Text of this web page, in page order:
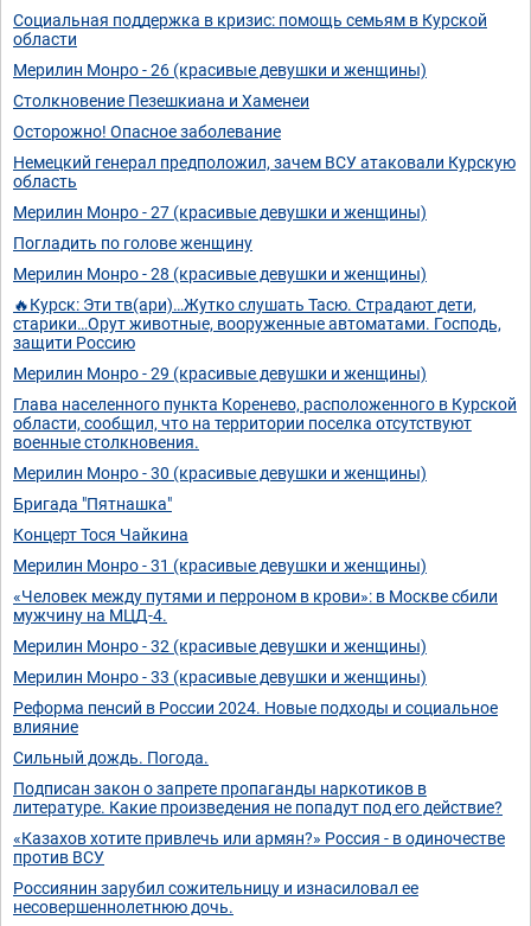
Социальная поддержка в кризис: помощь семьям в Курской
области
Мерилин Монро - 26 (красивые девушки и женщины)
Столкновение Пезешкиана и Хаменеи
Осторожно! Опасное заболевание
Немецкий генерал предположил, зачем ВСУ атаковали Курскую
область
Мерилин Монро - 27 (красивые девушки и женщины)
Погладить по голове женщину
Мерилин Монро - 28 (красивые девушки и женщины)
🔥Курск: Эти тв(ари)…Жутко слушать Тасю. Страдают дети,
старики…Орут животные, вооруженные автоматами. Господь,
защити Россию
Мерилин Монро - 29 (красивые девушки и женщины)
Глава населенного пункта Коренево, расположенного в Курской
области, сообщил, что на территории поселка отсутствуют
военные столкновения.
Мерилин Монро - 30 (красивые девушки и женщины)
Бригада "Пятнашка"
Концерт Тося Чайкина
Мерилин Монро - 31 (красивые девушки и женщины)
«Человек между путями и перроном в крови»: в Москве сбили
мужчину на МЦД-4.
Мерилин Монро - 32 (красивые девушки и женщины)
Мерилин Монро - 33 (красивые девушки и женщины)
Реформа пенсий в России 2024. Новые подходы и социальное
влияние
Сильный дождь. Погода.
Подписан закон о запрете пропаганды наркотиков в
литературе. Какие произведения не попадут под его действие?
«Казахов хотите привлечь или армян?» Россия - в одиночестве
против ВСУ
Россиянин зарубил сожительницу и изнасиловал ее
несовершеннолетнюю дочь.